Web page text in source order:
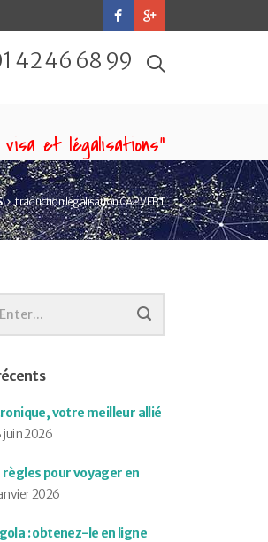
42 46 68 99
et légalisations”
traduction legalisation CAP VERT
votre meilleur allié
juin 2026
règles pour voyager en
2026
: obtenez-le en ligne